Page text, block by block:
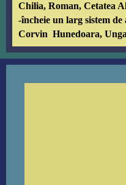
Chilia, Roman, Cetatea
-încheie un larg sistem
Corvin Hunedoara,